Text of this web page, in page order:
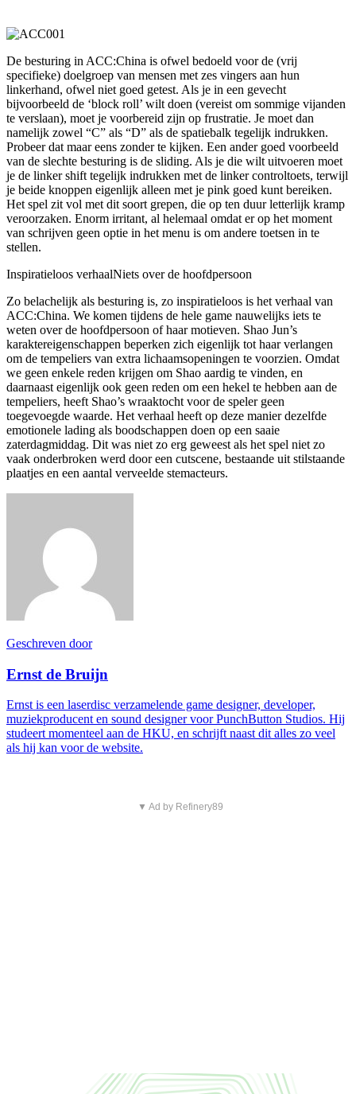
De besturing in ACC:China is ofwel bedoeld voor de (vrij
specifieke) doelgroep van mensen met zes vingers aan hun
linkerhand, ofwel niet goed getest. Als je in een gevecht
bijvoorbeeld de ‘block roll’ wilt doen (vereist om sommige vijanden
te verslaan), moet je voorbereid zijn op frustratie. Je moet dan
namelijk zowel “C” als “D” als de spatiebalk tegelijk indrukken.
Probeer dat maar eens zonder te kijken. Een ander goed voorbeeld
van de slechte besturing is de sliding. Als je die wilt uitvoeren moet
je de linker shift tegelijk indrukken met de linker controltoets, terwijl
je beide knoppen eigenlijk alleen met je pink goed kunt bereiken.
Het spel zit vol met dit soort grepen, die op ten duur letterlijk kramp
veroorzaken. Enorm irritant, al helemaal omdat er op het moment
van schrijven geen optie in het menu is om andere toetsen in te
stellen.
Inspiratieloos verhaalNiets over de hoofdpersoon
Zo belachelijk als besturing is, zo inspiratieloos is het verhaal van
ACC:China. We komen tijdens de hele game nauwelijks iets te
weten over de hoofdpersoon of haar motieven. Shao Jun’s
karaktereigenschappen beperken zich eigenlijk tot haar verlangen
om de tempeliers van extra lichaamsopeningen te voorzien. Omdat
we geen enkele reden krijgen om Shao aardig te vinden, en
daarnaast eigenlijk ook geen reden om een hekel te hebben aan de
tempeliers, heeft Shao’s wraaktocht voor de speler geen
toegevoegde waarde. Het verhaal heeft op deze manier dezelfde
emotionele lading als boodschappen doen op een saaie
zaterdagmiddag. Dit was niet zo erg geweest als het spel niet zo
vaak onderbroken werd door een cutscene, bestaande uit stilstaande
plaatjes en een aantal verveelde stemacteurs.
Geschreven door
Ernst de Bruijn
Ernst is een laserdisc verzamelende game designer, developer,
muziekproducent en sound designer voor PunchButton Studios. Hij
studeert momenteel aan de HKU, en schrijft naast dit alles zo veel
als hij kan voor de website.
▼ Ad by Refinery89